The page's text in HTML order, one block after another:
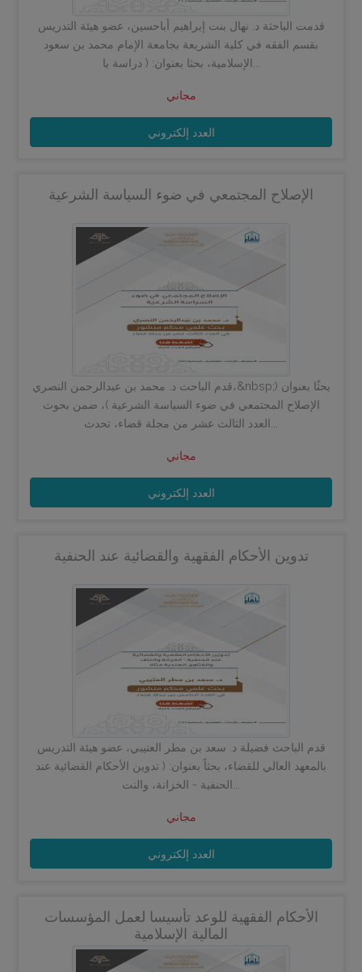
قدمت الباحثة د. نهال بنت إبراهيم أباحسين، عضو هيئة التدريس
بقسم الفقه في كلية الشريعة بجامعة الإمام محمد بن سعود
مجاني
العدد إلكتروني
الإصلاح المجتمعي في ضوء السياسة الشرعية
قدم الباحث د. محمد بن عبدالرحمن النصري،&nbsp;بحثًا بعنوان (
الإصلاح المجتمعي في ضوء السياسة الشرعية )، ضمن بحوث
مجاني
العدد إلكتروني
تدوين الأحكام الفقهية والقضائية عند الحنفية
قدم الباحث فضيلة د. سعد بن مطر العتيبي، عضو هيئة التدريس
بالمعهد العالي للقضاء، بحثاً بعنوان: ( تدوين الأحكام القضائية عند
مجاني
العدد إلكتروني
الأحكام الفقهية للوعد تأسيسا لعمل المؤسسات
المالية الإسلامية